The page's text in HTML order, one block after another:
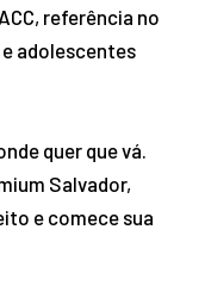
referência no
adolescentes
quer que vá.
Salvador,
e comece sua